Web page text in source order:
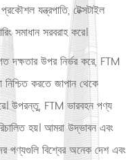
যন্ত্রপাতি, টেক্সটাইল
সমাধান সরবরাহ করে।
দক্ষতার উপর নির্ভর করে, FTM
নিশ্চিত করতে জাপান থেকে
উপরন্তু, FTM ভারবহন পণ্য
হয়। আমরা উদ্ভাবন এবং
পণ্যগুলি বিশ্বের অনেক দেশ এবং